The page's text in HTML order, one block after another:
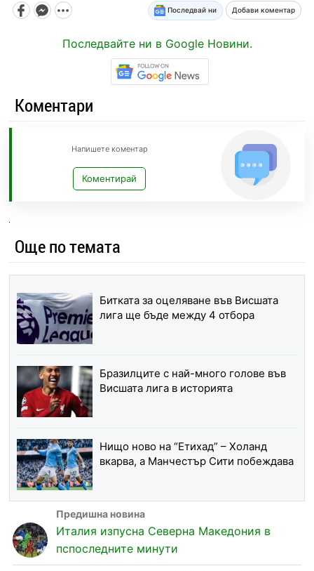
Последвай ни Добави коментар
Последвайте ни в Google Новини.
Коментари
Напишете коментар
Коментирай
Още по темата
Битката за оцеляване във Висшата
лига ще бъде между 4 отбора
Бразилците с най-много голове във
Висшата лига в историята
Нищо ново на “Етихад” – Холанд
вкарва, а Манчестър Сити побеждава
Италия изпусна Северна Македония в
пспоследните минути